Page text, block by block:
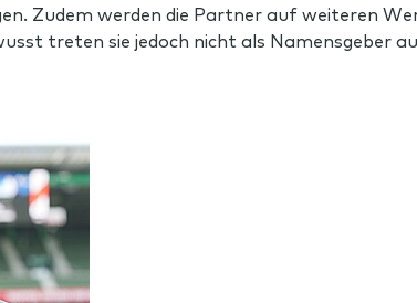
Zudem werden die Partner auf weiteren
treten sie jedoch nicht als Namensgeber